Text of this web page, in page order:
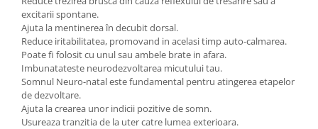
excitarii spontane.
Ajuta la mentinerea în decubit dorsal.
Reduce iritabilitatea, promovand in acelasi timp auto-calmarea.
Poate fi folosit cu unul sau ambele brate in afara.
Imbunatateste neurodezvoltarea micutului tau.
Somnul Neuro-natal este fundamental pentru atingerea etapelor
de dezvoltare.
Ajuta la crearea unor indicii pozitive de somn.
Usureaza tranzitia de la uter catre lumea exterioara.